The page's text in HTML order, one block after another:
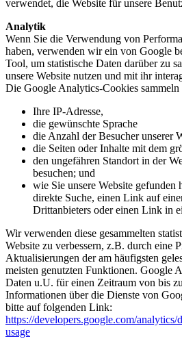
verwendet, die Website für unsere
Analytik
Wenn Sie die Verwendung von
haben, verwenden wir ein von Google
Tool, um statistische Daten darüber zu
unsere Website nutzen und mit ihr
Die Google Analytics-Cookies
Ihre IP-Adresse,
die gewünschte Sprache
die Anzahl der Besucher unserer
die Seiten oder Inhalte mit dem
den ungefähren Standort in der
besuchen; und
wie Sie unsere Website gefunden
direkte Suche, einen Link auf
Drittanbieters oder einen Link in
Wir verwenden diese gesammelten
Website zu verbessern, z.B. durch eine
Aktualisierungen der am häufigsten
meisten genutzten Funktionen. Google
Daten u.U. für einen Zeitraum von bis
Informationen über die Dienste von
bitte auf folgenden Link:
https://developers.google.com/
usage